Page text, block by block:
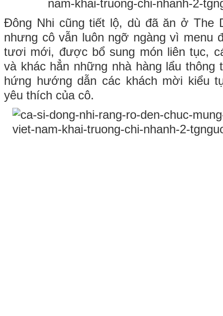
Đông Nhi cũng tiết lộ, dù đã ăn ở The
nhưng cô vẫn luôn ngỡ ngàng vì menu
tươi mới, được bổ sung món liên tục,
và khác hẳn những nhà hàng lẩu thông
hứng hướng dẫn các khách mời kiểu
yêu thích của cô.